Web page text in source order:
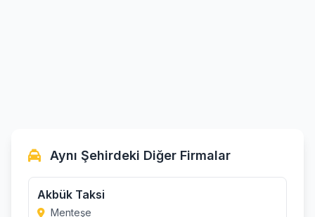
Aynı Şehirdeki Diğer Firmalar
Akbük Taksi
Menteşe